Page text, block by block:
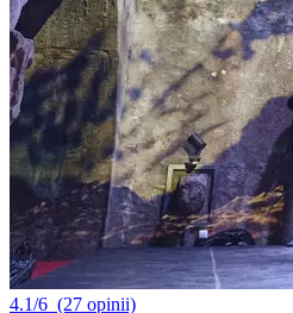
4.1/6 (27 opinii)